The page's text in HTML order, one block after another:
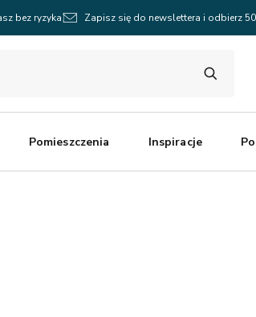
bez ryzyka Zapisz się do newslettera i odbierz
Pomieszczenia Inspiracje